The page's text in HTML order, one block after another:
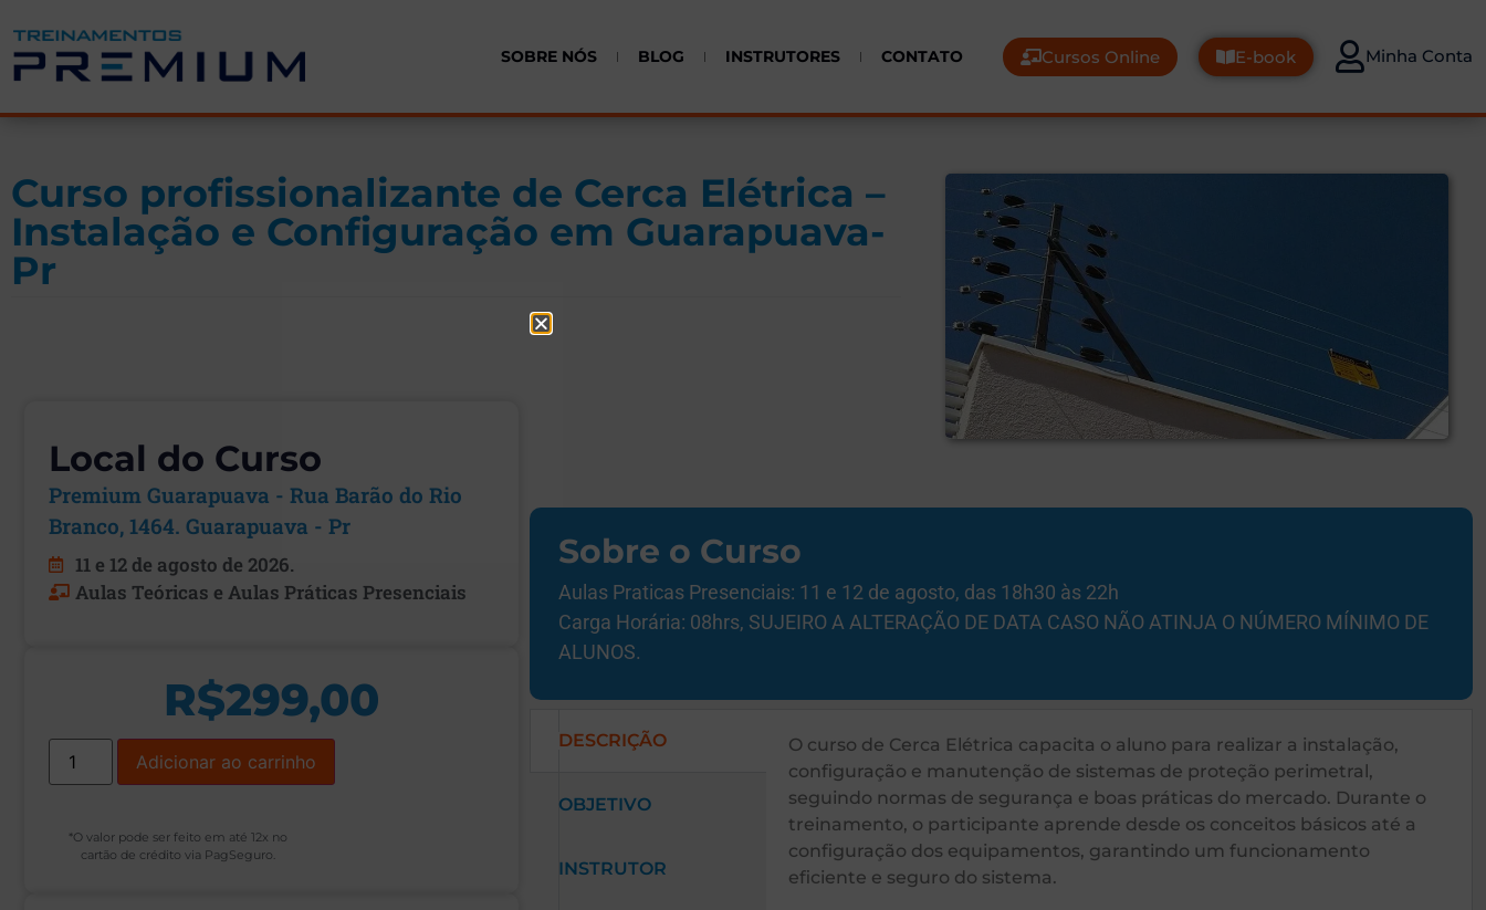
SOBRE NÓS BLOG INSTRUTORES CONTATO Cursos Online E-book Minha Conta
Curso profissionalizante de Cerca Elétrica –
Instalação e Configuração em Guarapuava-
Pr
Local do Curso
Premium Guarapuava - Rua Barão do Rio
Branco, 1464. Guarapuava - Pr
11 e 12 de agosto de 2026.
Aulas Teóricas e Aulas Práticas Presenciais
R$299,00
Adicionar ao carrinho
*O valor pode ser feito em até 12x no
cartão de crédito via PagSeguro.
Sobre o Curso
Aulas Praticas Presenciais: 11 e 12 de agosto, das 18h30 às 22h
Carga Horária: 08hrs, SUJEIRO A ALTERAÇÃO DE DATA CASO NÃO ATINJA O NÚMERO MÍNIMO DE
ALUNOS.
DESCRIÇÃO
OBJETIVO
INSTRUTOR
O curso de Cerca Elétrica capacita o aluno para realizar a instalação,
configuração e manutenção de sistemas de proteção perimetral,
seguindo normas de segurança e boas práticas do mercado. Durante o
treinamento, o participante aprende desde os conceitos básicos até a
configuração dos equipamentos, garantindo um funcionamento
eficiente e seguro do sistema.